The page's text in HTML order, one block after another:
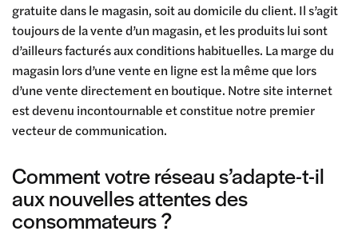
gratuite dans le magasin, soit au domicile du client. Il s’agit
toujours de la vente d’un magasin, et les produits lui sont
d’ailleurs facturés aux conditions habituelles. La marge du
magasin lors d’une vente en ligne est la même que lors
d’une vente directement en boutique. Notre site internet
est devenu incontournable et constitue notre premier
vecteur de communication.
Comment votre réseau s’adapte-t-il
aux nouvelles attentes des
consommateurs ?